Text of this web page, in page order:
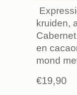
kruiden,
en
mond
€19,90